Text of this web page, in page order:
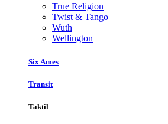
True Religion
Twist & Tango
Wuth
Wellington
Six Ames
Transit
Taktil